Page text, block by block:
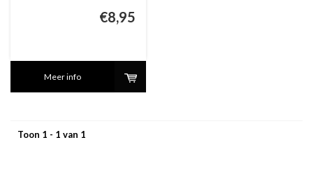
€8,95
Meer info
Toon 1 - 1 van 1